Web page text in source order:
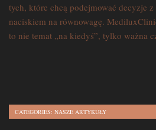
tych, które chcą podejmować decyzje
naciskiem na równowagę.
to nie temat „na kiedyś”, tylko ważna
CATEGORIES: NASZE ARTYKUŁY